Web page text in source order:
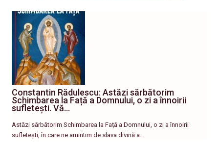
Constantin Rădulescu: Astăzi sărbătorim
Schimbarea la Față a Domnului, o zi a înnoirii
sufletești. Vă…
Astăzi sărbătorim Schimbarea la Față a Domnului, o zi a înnoirii
sufletești, în care ne amintim de slava divină a…